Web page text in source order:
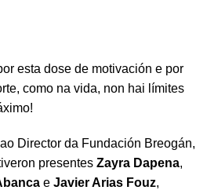
esta dose de motivación e por
como na vida, non hai límites
Director da Fundación Breogán,
presentes Zayra Dapena,
e Javier Arias Fouz,